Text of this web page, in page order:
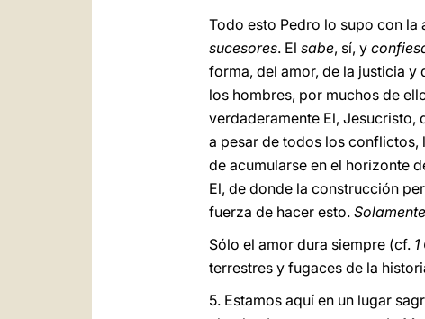
Todo esto Pedro lo supo con
sucesores. El sabe, sí, y
forma, del amor, de la justicia y
los hombres, por muchos de
verdaderamente El, Jesucristo,
a pesar de todos los conflictos,
de acumularse en el horizonte
El, de donde la construcción
fuerza de hacer esto.
Sólo el amor dura siempre (cf.
terrestres y fugaces de la
5. Estamos aquí en un lugar